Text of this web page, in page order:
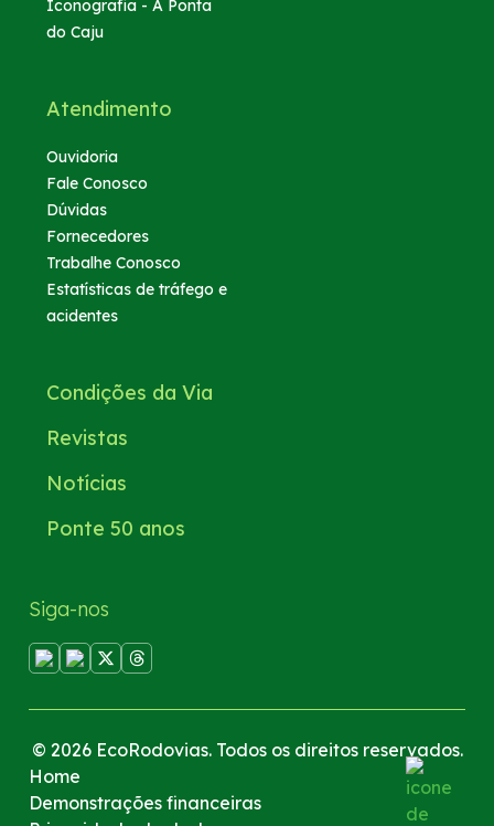
Iconografia - A Ponta
do Caju
Atendimento
Ouvidoria
Fale Conosco
Dúvidas
Fornecedores
Trabalhe Conosco
Estatísticas de tráfego e
acidentes
Condições da Via
Revistas
Notícias
Ponte 50 anos
Siga-nos
Home
Demonstrações financeiras
© 2026 EcoRodovias. Todos os direitos reservados.